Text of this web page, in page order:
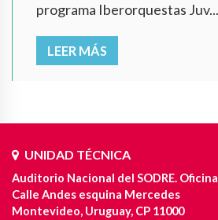
programa Iberorquestas Juv...
LEER MÁS
UNIDAD TÉCNICA
Auditorio Nacional del SODRE.
Calle Andes esquina Mercedes
Montevideo, Uruguay, CP 11000